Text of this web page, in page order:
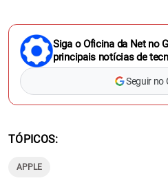
Siga o Oficina da Net no
principais notícias de
Seguir no
TÓPICOS
APPLE